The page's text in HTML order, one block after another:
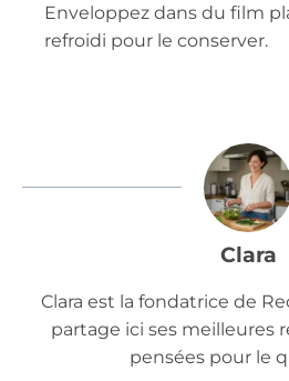
Enveloppez dans du film
refroidi pour le conserver.
Clara
Clara est la fondatrice de
partage ici ses meilleures
pensées pour le